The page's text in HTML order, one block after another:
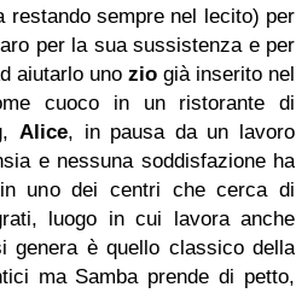
restando sempre nel lecito) per
per la sua sussistenza e per
aiutarlo uno zio già inserito nel
cuoco in un ristorante di
Alice, in pausa da un lavoro
e nessuna soddisfazione ha
uno dei centri che cerca di
luogo in cui lavora anche
è quello classico della
ma Samba prende di petto,